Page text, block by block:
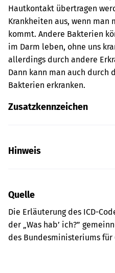
Hautkontakt übertragen
Krankheiten aus, wenn man
kommt. Andere Bakterien
im Darm leben, ohne uns
allerdings durch andere
Dann kann man auch durch
Bakterien erkranken.
Zusatzkennzeichen
Hinweis
Quelle
Die Erläuterung des ICD-
der „Was hab’ ich?”
des Bundesministeriums für